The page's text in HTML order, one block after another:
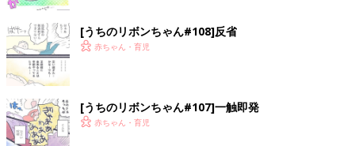
[うちのリボンちゃん#108]反省
赤ちゃん・育児
[うちのリボンちゃん#107]一触即発
赤ちゃん・育児